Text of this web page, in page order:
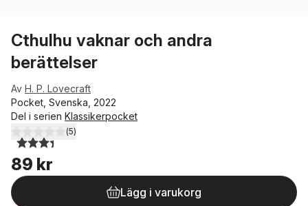
Cthulhu vaknar och andra
berättelser
Av H. P. Lovecraft
Pocket, Svenska, 2022
Del i serien Klassikerpocket
3,4utav 5 stjärnor. Totalt antal röster:
(5)
89 kr
Lägg i varukorg